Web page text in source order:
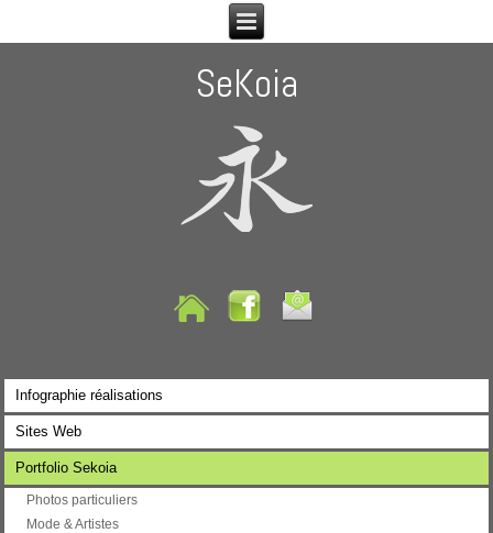
SeKoia
Infographie réalisations
Sites Web
Portfolio Sekoia
Photos particuliers
Mode & Artistes